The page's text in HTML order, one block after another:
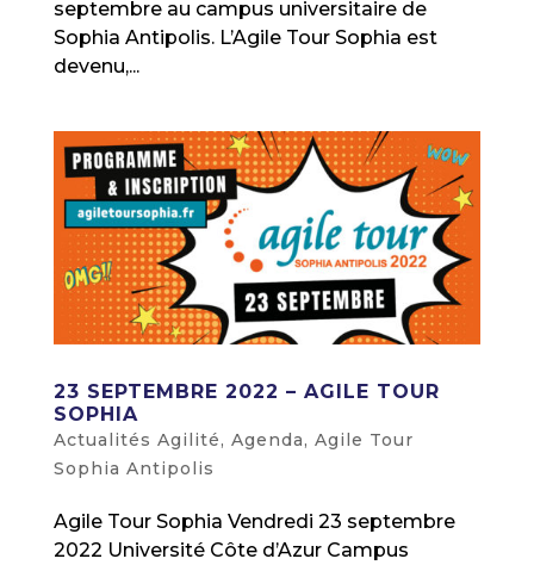
septembre au campus universitaire de
Sophia Antipolis. L’Agile Tour Sophia est
devenu,...
23 SEPTEMBRE 2022 – AGILE TOUR
SOPHIA
Actualités Agilité, Agenda, Agile Tour
Sophia Antipolis
Agile Tour Sophia Vendredi 23 septembre
2022 Université Côte d’Azur Campus